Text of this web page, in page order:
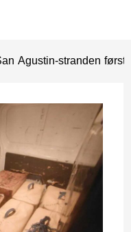
Agustin-stranden